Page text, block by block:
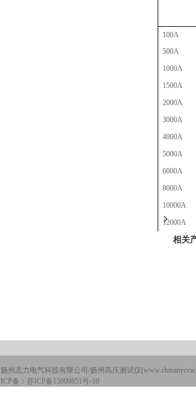
100A
500A
1000A
1500A
2000A
3000A
4000A
5000A
6000A
8000A
10000A
12000A
相关
扬州志力电气科技有限公司/扬州高压测试仪
ICP备： 苏ICP备15009851号-10